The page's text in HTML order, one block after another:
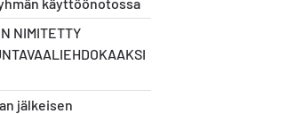
NIMITETTY
jälkeisen